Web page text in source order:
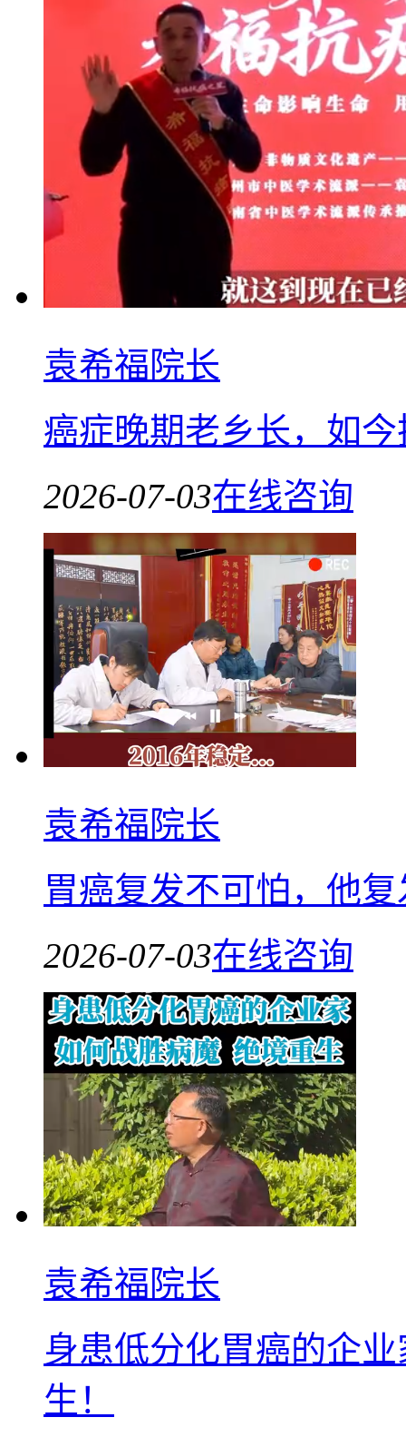
袁希福院长
癌症晚期老乡长，如
2026-07-03在线咨询
袁希福院长
胃癌复发不可怕，他
2026-07-03在线咨询
袁希福院长
身患低分化胃癌的企
生！